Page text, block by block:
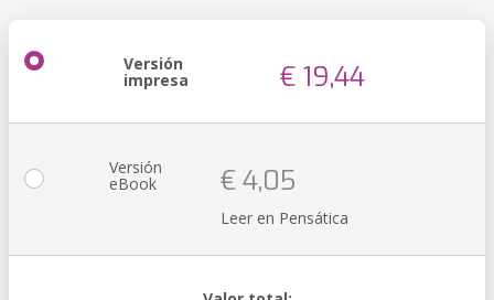
Versión
impresa € 19,44
Versión
eBook € 4,05
Leer en Pensática